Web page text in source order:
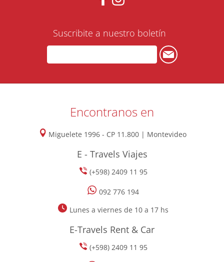
Suscribite a nuestro boletín
Encontranos en
Miguelete 1996 - CP 11.800 | Montevideo
E - Travels Viajes
(+598) 2409 11 95
092 776 194
Lunes a viernes de 10 a 17 hs
E-Travels Rent & Car
(+598) 2409 11 95